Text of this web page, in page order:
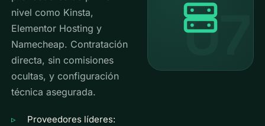
nivel como Kinsta,
Elementor Hosting y
Namecheap. Contratación
directa, sin comisiones
ocultas, y configuración
técnica asegurada.
Proveedores líderes:
07